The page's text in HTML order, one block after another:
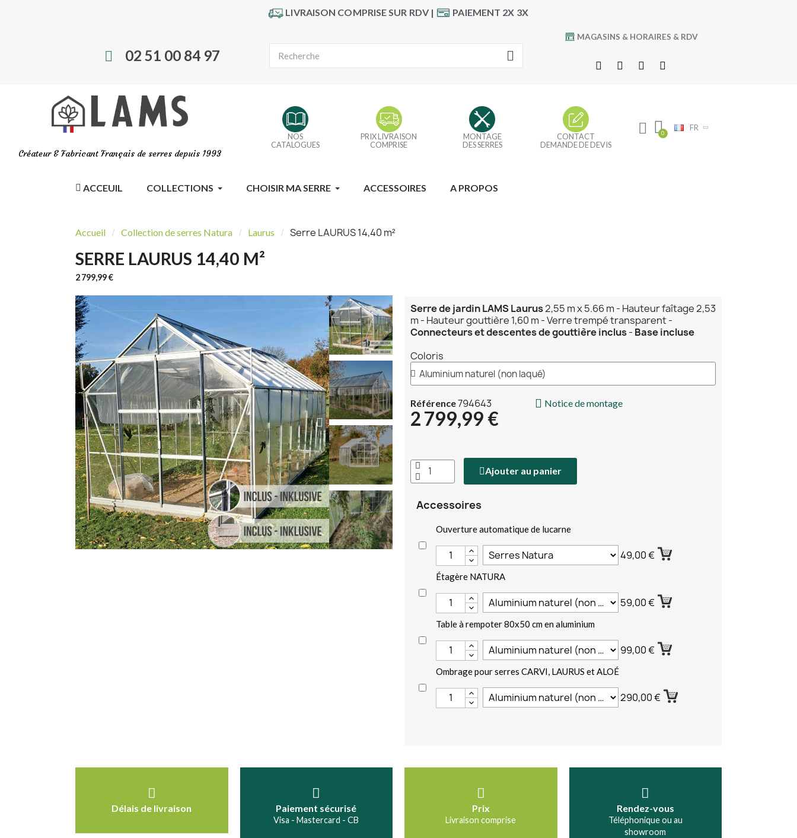
LIVRAISON COMPRISE SUR RDV | PAIEMENT 2X 3X
02 51 00 84 97
MAGASINS & HORAIRES & RDV
Créateur & Fabricant Français de serres depuis 1993
NOS
CATALOGUES
PRIX LIVRAISON
COMPRISE
MONTAGE
DES SERRES
CONTACT
DEMANDE DE DEVIS
FR
ACCEUIL COLLECTIONS CHOISIR MA SERRE ACCESSOIRES A PROPOS
Accueil Collection de serres Natura Laurus Serre LAURUS 14,40 m²
SERRE LAURUS 14,40 M²
2 799,99 €
Serre de jardin LAMS Laurus2,55 m x 5.66 m - Hauteur faîtage 2,53
m - Hauteur gouttière 1,60 m - Verre trempé transparent -
Connecteurs et descentes de gouttière inclus- Base incluse
Coloris
Référence794643 Notice de montage
2 799,99 €
Ajouter au panier
Accessoires
Ouverture automatique de lucarne
49,00 €
Étagère NATURA
59,00 €
Table à rempoter 80x50 cm en aluminium
99,00 €
Ombrage pour serres CARVI, LAURUS et ALOÉ
290,00 €
Délais de livraison Paiement sécurisé
Visa - Mastercard - CB
Prix
Livraison comprise
Rendez-vous
Téléphonique ou au
showroom